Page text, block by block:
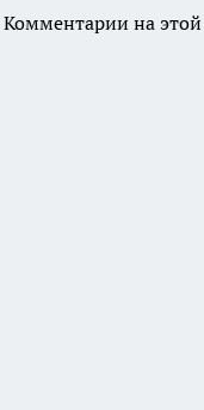
Комментарии на